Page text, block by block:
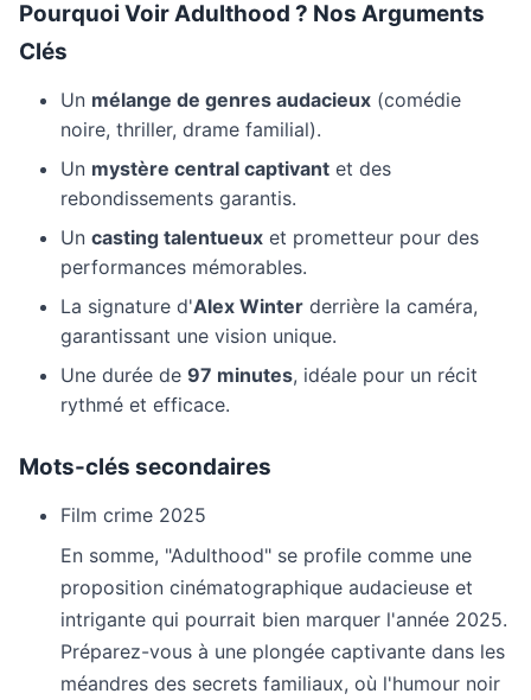
Pourquoi Voir Adulthood ? Nos Arguments
Clés
Un mélange de genres audacieux (comédie
noire, thriller, drame familial).
Un mystère central captivant et des
rebondissements garantis.
Un casting talentueux et prometteur pour des
performances mémorables.
La signature d'Alex Winter derrière la caméra,
garantissant une vision unique.
Une durée de 97 minutes, idéale pour un récit
rythmé et efficace.
Mots-clés secondaires
Film crime 2025
En somme, "Adulthood" se profile comme une
proposition cinématographique audacieuse et
intrigante qui pourrait bien marquer l'année 2025.
Préparez-vous à une plongée captivante dans les
méandres des secrets familiaux, où l'humour noir